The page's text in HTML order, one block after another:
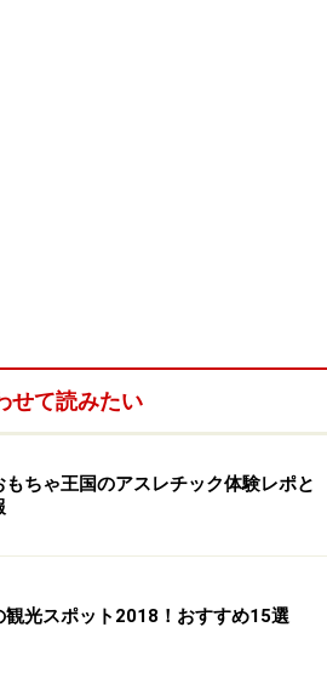
せて読みたい
もちゃ王国のアスレチック体験レポと
観光スポット2018！おすすめ15選